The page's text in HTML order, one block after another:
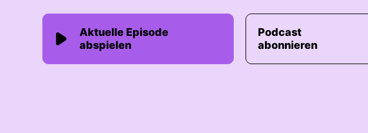
Aktuelle Episode
abspielen
Podcast
abonnieren